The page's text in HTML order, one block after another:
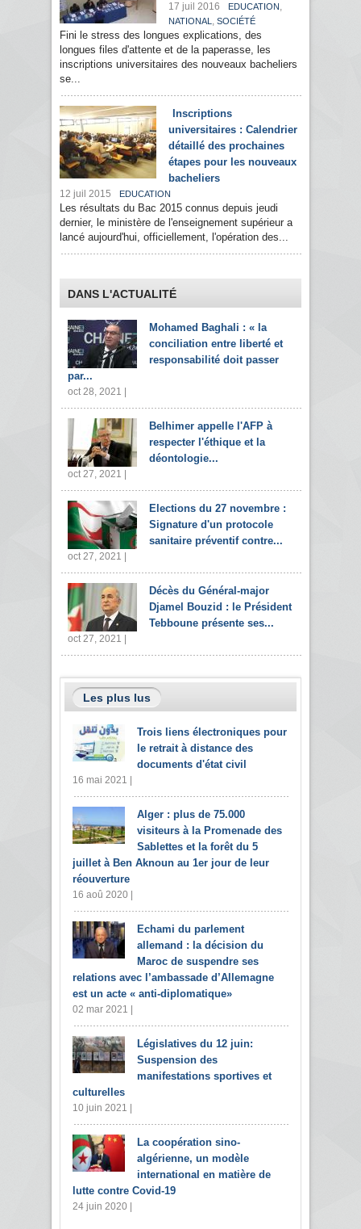
17 juil 2016 EDUCATION ,
NATIONAL , SOCIÉTÉ
Fini le stress des longues explications, des
longues files d'attente et de la paperasse, les
inscriptions universitaires des nouveaux bacheliers
se...
Inscriptions
universitaires : Calendrier
détaillé des prochaines
étapes pour les nouveaux
bacheliers
12 juil 2015 EDUCATION
Les résultats du Bac 2015 connus depuis jeudi
dernier, le ministère de l'enseignement supérieur a
lancé aujourd'hui, officiellement, l'opération des...
DANS L'ACTUALITÉ
Mohamed Baghali : « la
conciliation entre liberté et
responsabilité doit passer
par...
oct 28, 2021 |
Belhimer appelle l'AFP à
respecter l'éthique et la
déontologie...
oct 27, 2021 |
Elections du 27 novembre :
Signature d'un protocole
sanitaire préventif contre...
oct 27, 2021 |
Décès du Général-major
Djamel Bouzid : le Président
Tebboune présente ses...
oct 27, 2021 |
Les plus lus
Trois liens électroniques pour
le retrait à distance des
documents d'état civil
16 mai 2021 |
Alger : plus de 75.000
visiteurs à la Promenade des
Sablettes et la forêt du 5
juillet à Ben Aknoun au 1er jour de leur
réouverture
16 aoû 2020 |
Echami du parlement
allemand : la décision du
Maroc de suspendre ses
relations avec l’ambassade d’Allemagne
est un acte « anti-diplomatique»
02 mar 2021 |
Législatives du 12 juin:
Suspension des
manifestations sportives et
culturelles
10 juin 2021 |
La coopération sino-
algérienne, un modèle
international en matière de
lutte contre Covid-19
24 juin 2020 |